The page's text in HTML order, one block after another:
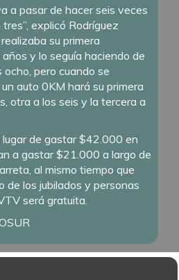
a pasar de hacer seis veces
explicó Rodríguez
su primera
y lo seguía haciendo de
pero cuando se
auto 0KM hará su primera
otra a los seis y la tercera a
lugar de gastar $42.000 en
a gastar $21.000 a largo de
al mismo tiempo que
de los jubilados y personas
será gratuita.